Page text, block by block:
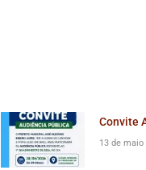
Convite
13 de maio